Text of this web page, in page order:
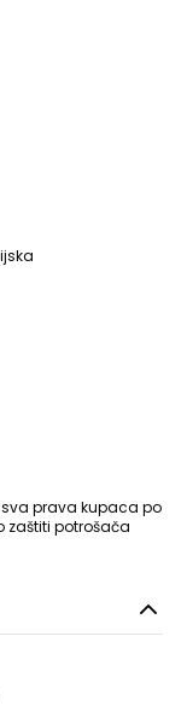
prava kupaca po
zaštiti potrošača